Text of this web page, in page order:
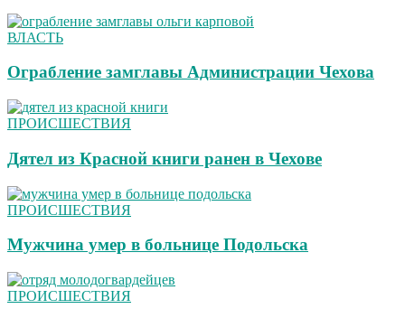
ВЛАСТЬ
Ограбление замглавы Администрации Чехова
ПРОИСШЕСТВИЯ
Дятел из Красной книги ранен в Чехове
ПРОИСШЕСТВИЯ
Мужчина умер в больнице Подольска
ПРОИСШЕСТВИЯ